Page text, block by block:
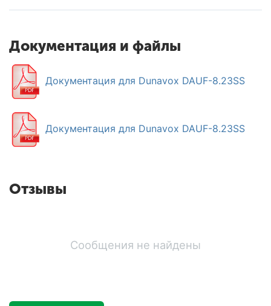
Документация и файлы
Документация для Dunavox DAUF-8.23SS
Документация для Dunavox DAUF-8.23SS
Отзывы
Сообщения не найдены